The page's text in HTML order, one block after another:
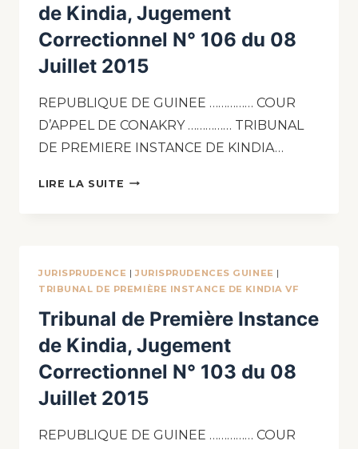
de Kindia, Jugement
Correctionnel N° 106 du 08
Juillet 2015
REPUBLIQUE DE GUINEE …………… COUR
D’APPEL DE CONAKRY …………… TRIBUNAL
DE PREMIERE INSTANCE DE KINDIA…
LIRE LA SUITE
JURISPRUDENCE |JURISPRUDENCES GUINEE |
TRIBUNAL DE PREMIÈRE INSTANCE DE KINDIA VF
Tribunal de Première Instance
de Kindia, Jugement
Correctionnel N° 103 du 08
Juillet 2015
REPUBLIQUE DE GUINEE …………… COUR